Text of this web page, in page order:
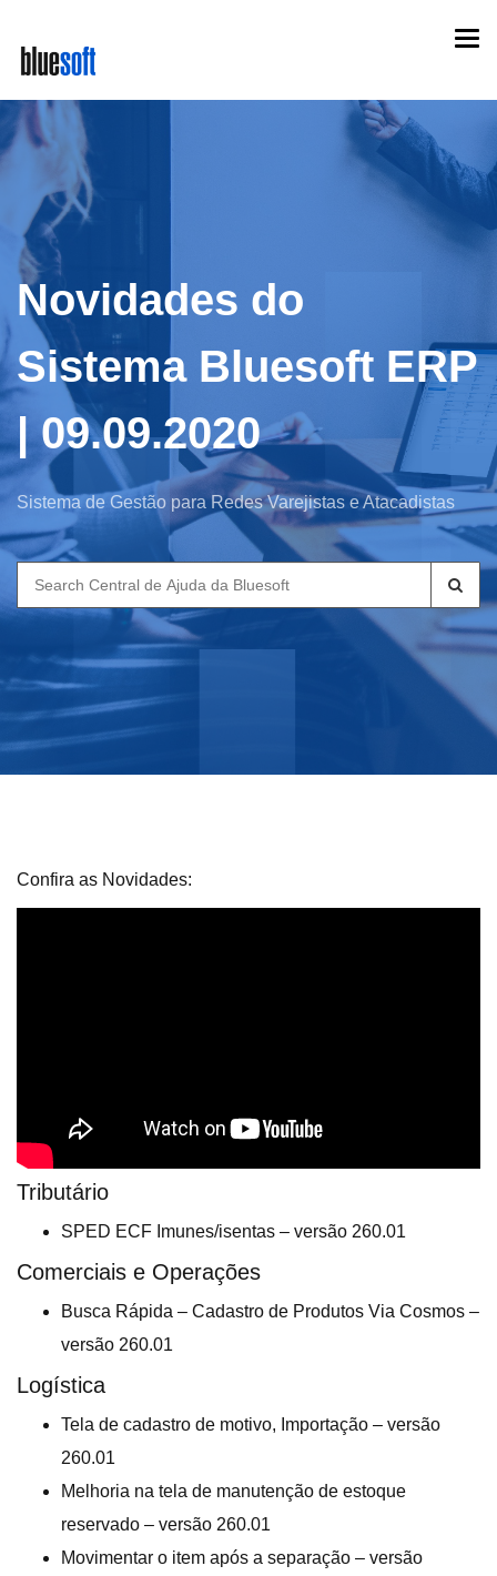
main
content
Novidades do
Sistema Bluesoft ERP
| 09.09.2020
Sistema de Gestão para Redes Varejistas e Atacadistas
Search
for:
Confira as Novidades:
Tributário
SPED ECF Imunes/isentas – versão 260.01
Comerciais e Operações
Busca Rápida – Cadastro de Produtos Via Cosmos –
versão 260.01
Logística
Tela de cadastro de motivo, Importação – versão
260.01
Melhoria na tela de manutenção de estoque
reservado – versão 260.01
Movimentar o item após a separação – versão